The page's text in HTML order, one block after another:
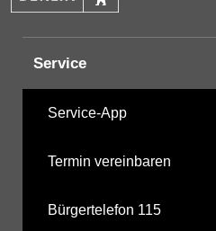
Desktopversion der Website
Service
Service-App
Termin vereinbaren
Bürgertelefon 115